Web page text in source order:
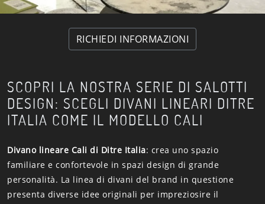
RICHIEDI INFORMAZIONI
SCOPRI LA NOSTRA SERIE DI SALOTTI
DESIGN: SCEGLI DIVANI LINEARI DITRE
ITALIA COME IL MODELLO CALI
Divano lineare Cali di Ditre Italia: crea uno spazio
familiare e confortevole in spazi design di grande
personalità. La linea di divani del brand in questione
presenta diverse idee originali per impreziosire il